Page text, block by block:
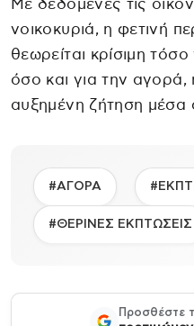
Με δεδομένες τις
νοικοκυριά, η φετινή
θεωρείται κρίσιμη
όσο και για την
αυξημένη ζήτηση μέσα
#ΑΓΟΡΑ
#ΘΕΡΙΝΕΣ ΕΚΠΤΩΣΕΙΣ
Προσθέστε